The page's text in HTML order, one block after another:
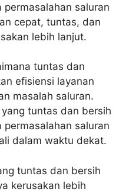
saluran
cepat, tuntas, dan
lebih lanjut.
tuntas dan
efisiensi layanan
masalah saluran.
tuntas dan bersih
saluran
dalam waktu dekat.
tuntas dan bersih
kerusakan lebih